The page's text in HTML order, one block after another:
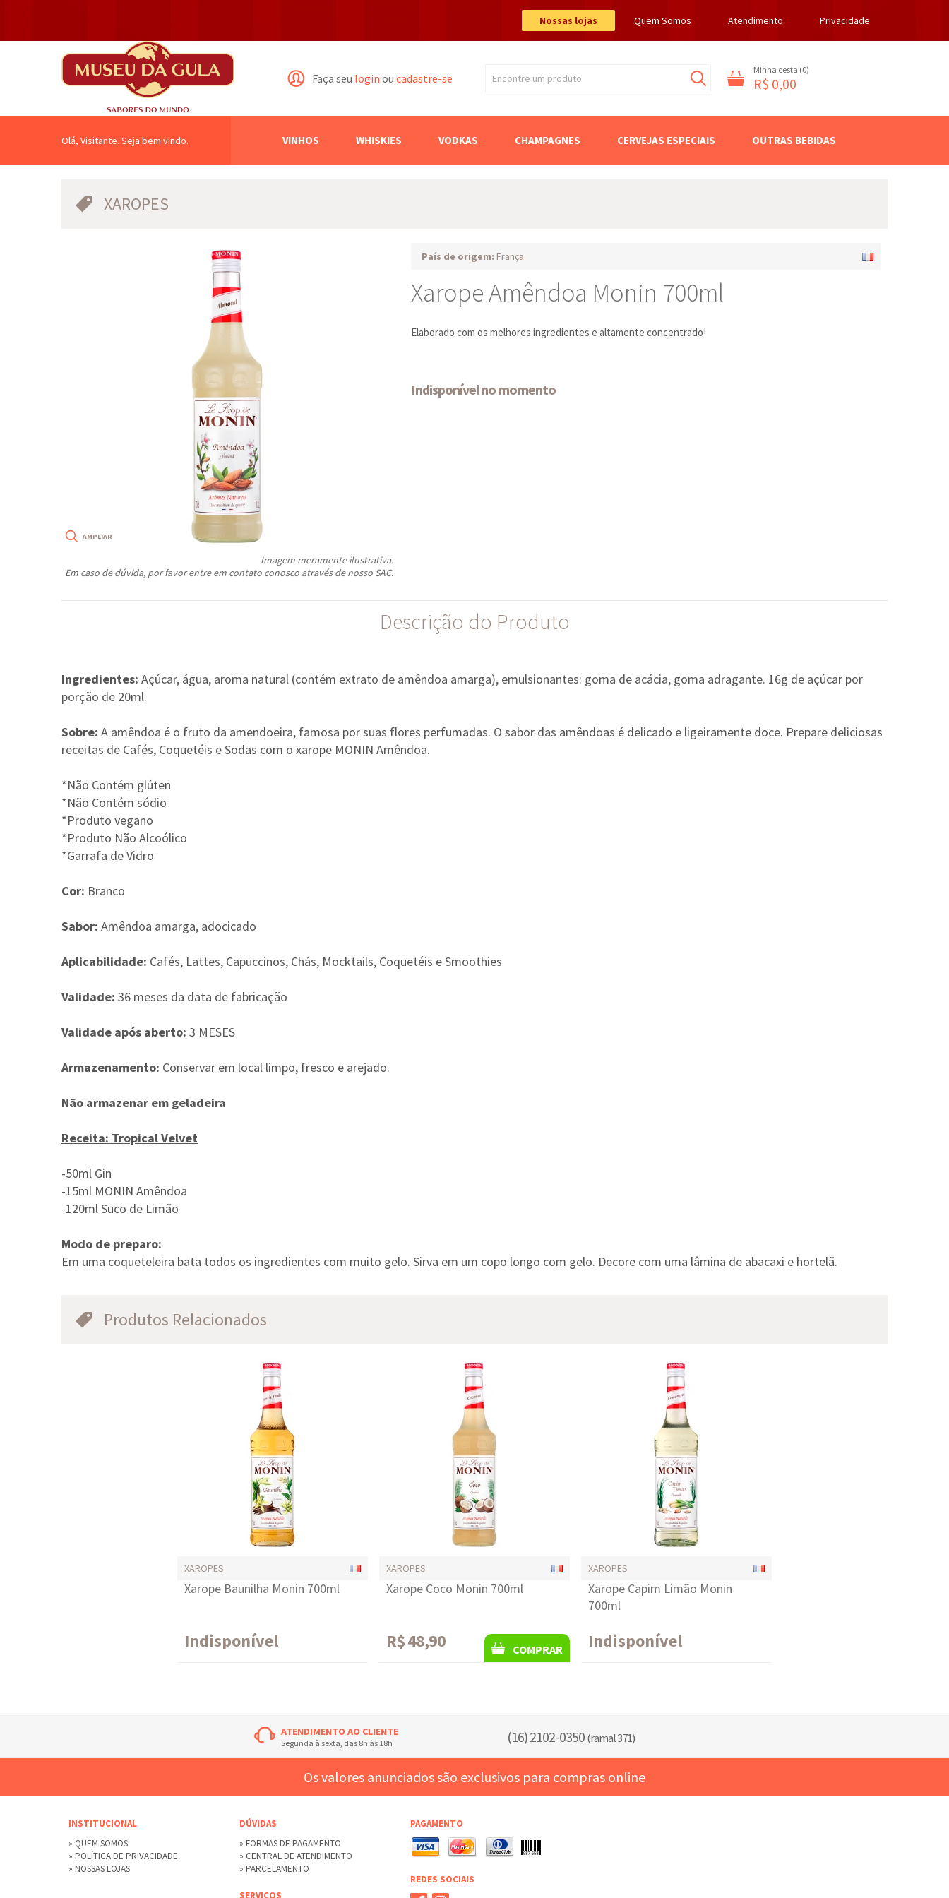
Nossas lojas Quem Somos Atendimento Privacidade
Faça seu login ou cadastre-se Encontre um produto
Buscar
Minha cesta (0)
R$ 0,00
Olá, Visitante. Seja bem vindo. VINHOS WHISKIES VODKAS CHAMPAGNES CERVEJAS ESPECIAIS OUTRAS BEBIDAS
XAROPES
Imagem meramente ilustrativa.
Em caso de dúvida, por favor entre em contato conosco através de nosso SAC.
País de origem: França
Xarope Amêndoa Monin 700ml
Elaborado com os melhores ingredientes e altamente concentrado!
Indisponível no momento
Descrição do Produto
Ingredientes: Açúcar, água, aroma natural (contém extrato de amêndoa amarga), emulsionantes: goma de acácia, goma adragante. 16g de açúcar por
porção de 20ml.
Sobre: A amêndoa é o fruto da amendoeira, famosa por suas flores perfumadas. O sabor das amêndoas é delicado e ligeiramente doce. Prepare deliciosas
receitas de Cafés, Coquetéis e Sodas com o xarope MONIN Amêndoa.
*Não Contém glúten
*Não Contém sódio
*Produto vegano
*Produto Não Alcoólico
*Garrafa de Vidro
Cor: Branco
Sabor: Amêndoa amarga, adocicado
Aplicabilidade: Cafés, Lattes, Capuccinos, Chás, Mocktails, Coquetéis e Smoothies
Validade: 36 meses da data de fabricação
Validade após aberto: 3 MESES
Armazenamento: Conservar em local limpo, fresco e arejado.
Não armazenar em geladeira
Receita: Tropical Velvet
-50ml Gin
-15ml MONIN Amêndoa
-120ml Suco de Limão
Modo de preparo:
Em uma coqueteleira bata todos os ingredientes com muito gelo. Sirva em um copo longo com gelo. Decore com uma lâmina de abacaxi e hortelã.
Produtos Relacionados
XAROPES
Xarope Baunilha Monin 700ml
Indisponível
XAROPES
Xarope Coco Monin 700ml
R$ 48,90 COMPRAR
XAROPES
Xarope Capim Limão Monin
700ml
Indisponível
ATENDIMENTO AO CLIENTE
Segunda à sexta, das 8h às 18h (16) 2102-0350(ramal 371)
Os valores anunciados são exclusivos para compras online
INSTITUCIONAL
» QUEM SOMOS
» POLÍTICA DE PRIVACIDADE
» NOSSAS LOJAS
DÚVIDAS
» FORMAS DE PAGAMENTO
» CENTRAL DE ATENDIMENTO
» PARCELAMENTO
SERVIÇOS
PAGAMENTO
REDES SOCIAIS